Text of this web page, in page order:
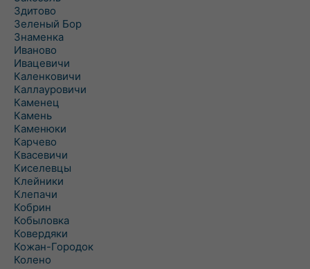
Здитово
Зеленый Бор
Знаменка
Иваново
Ивацевичи
Каленковичи
Каллауровичи
Каменец
Камень
Каменюки
Карчево
Квасевичи
Киселевцы
Клейники
Клепачи
Кобрин
Кобыловка
Ковердяки
Кожан-Городок
Колено